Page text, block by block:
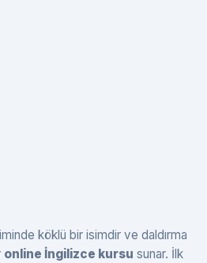
köklü bir isimdir ve daldırma
online İngilizce kursu sunar. İlk